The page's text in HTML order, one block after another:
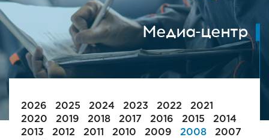
Медиа-центр
2026 2025 2024 2023 2022
2021
2020
2019 2018 2017 2016 2015
2014
2013
2012 2011 2010 2009 2008
2007